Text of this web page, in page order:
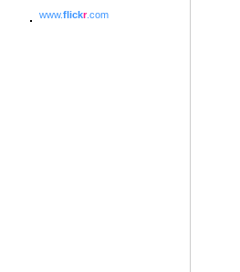
www.flickr.com